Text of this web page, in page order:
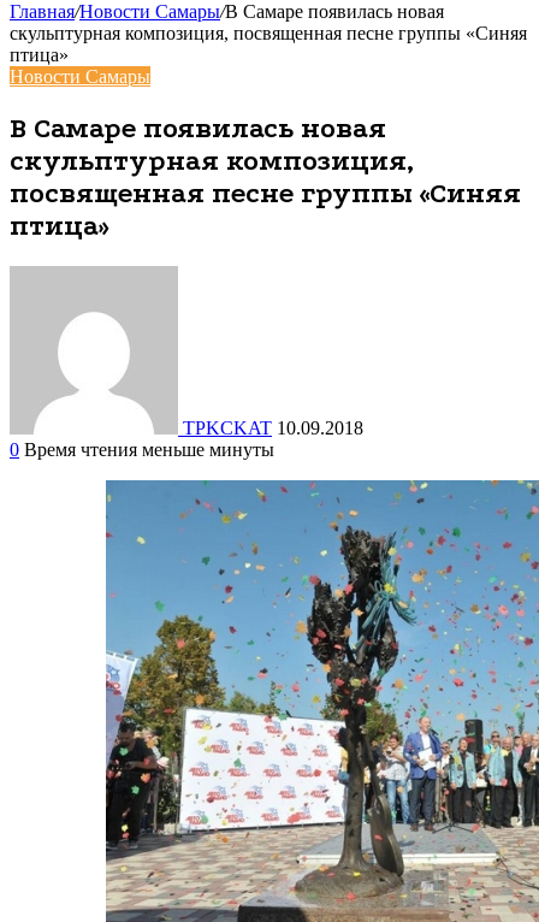
Главная/Новости Самары/В Самаре появилась новая
скульптурная композиция, посвященная песне группы «Синяя
птица»
Новости Самары
В Самаре появилась новая
скульптурная композиция,
посвященная песне группы «Синяя
птица»
TPKCKAT 10.09.2018
0 Время чтения меньше минуты